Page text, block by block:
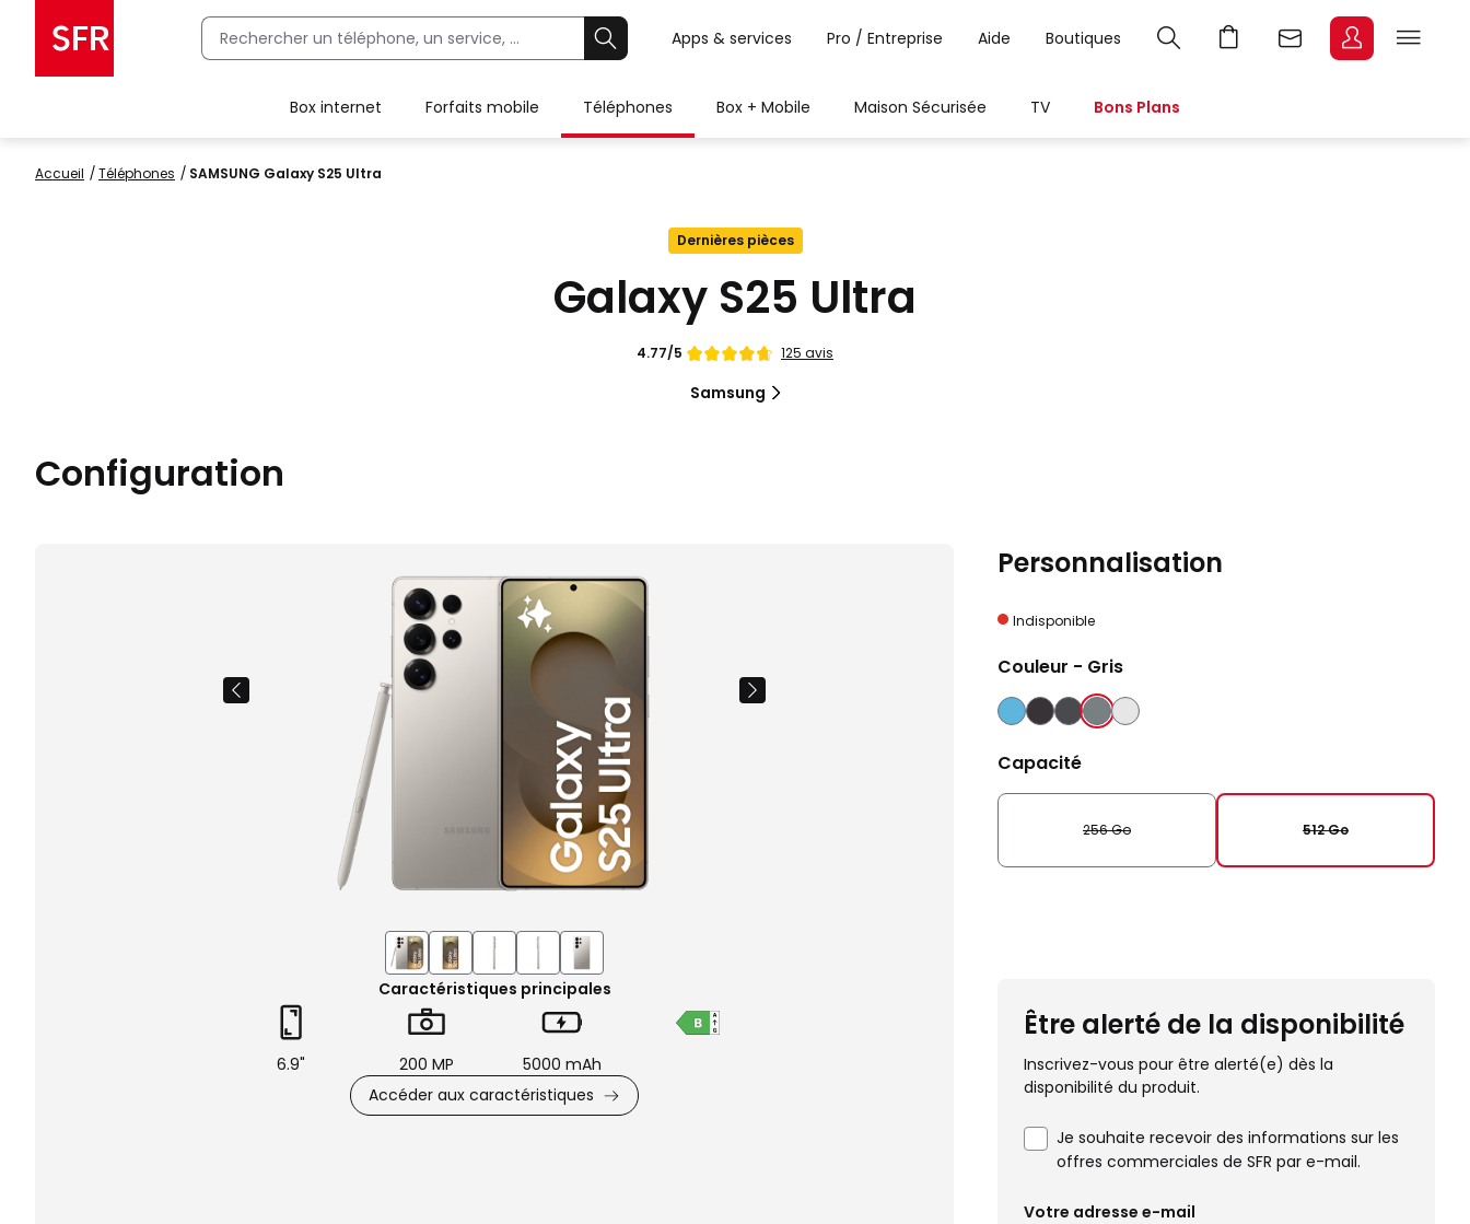
Apps & services Pro / Entreprise Aide Boutiques
Box internet Forfaits mobile Téléphones Box + Mobile Maison Sécurisée TV Bons Plans
Accueil Téléphones SAMSUNG Galaxy S25 Ultra
Dernières pièces
Galaxy S25 Ultra
Note
4.77/5 125 avis
Samsung
Configuration
Images
du
produit
Caractéristiques principales
6.9" 200 MP
5000 mAh
Accéder aux caractéristiques
Personnalisation
Indisponible
Couleur - Gris
BLEU NOIR NOIR ARGENT
Capacité
256 Go 512 Go
Être alerté de la disponibilité
Inscrivez-vous pour être alerté(e) dès la
disponibilité du produit.
Je souhaite recevoir des informations sur les
offres commerciales de SFR par e-mail.
Votre adresse e-mail